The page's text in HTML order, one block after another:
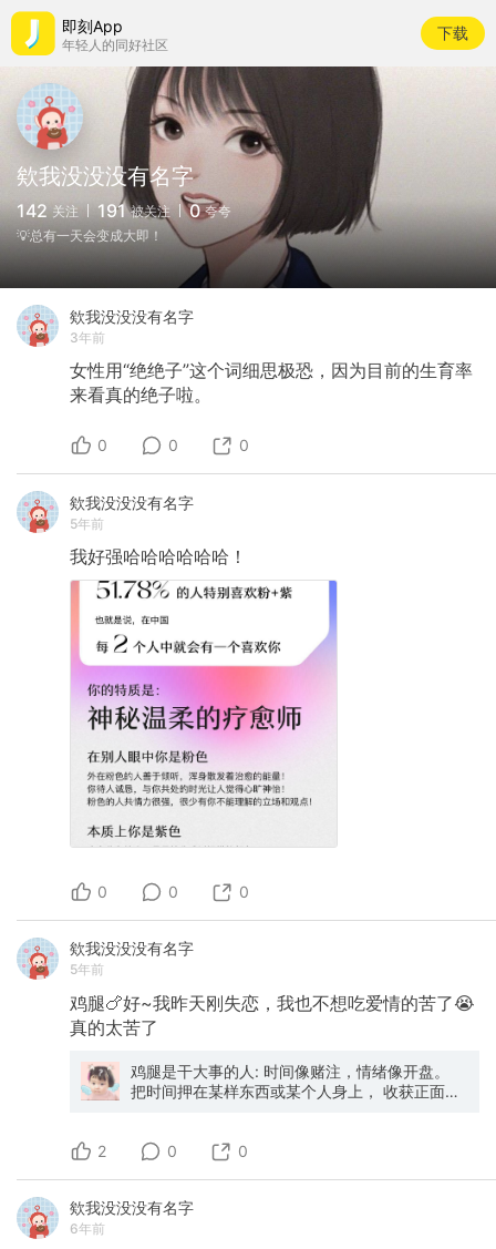
即刻App
年轻人的同好社区
下载
欸我没没没有名字
142 关注 191 被关注 0 夸夸
💡总有一天会变成大即！
欸我没没没有名字
3年前
女性用“绝绝子”这个词细思极恐，因为目前的生育率
来看真的绝子啦。
0 0 0
欸我没没没有名字
5年前
我好强哈哈哈哈哈哈！
0 0 0
欸我没没没有名字
5年前
鸡腿🍗好~我昨天刚失恋，我也不想吃爱情的苦了😭
真的太苦了
鸡腿是干大事的人: 时间像赌注，情绪像开盘。
把时间押在某样东西或某个人身上， 收获正面或
2
0 0
欸我没没没有名字
6年前